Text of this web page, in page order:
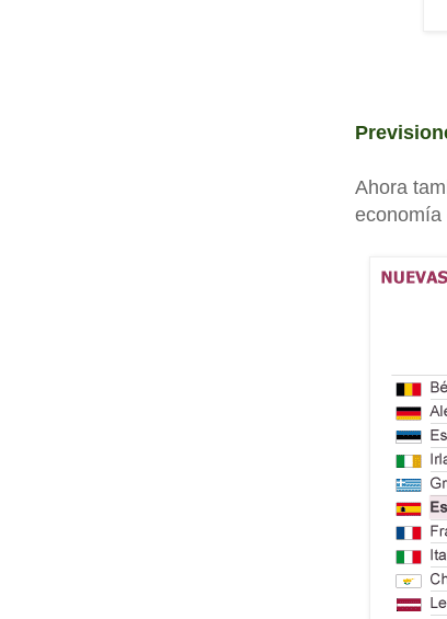
Ahora
economía